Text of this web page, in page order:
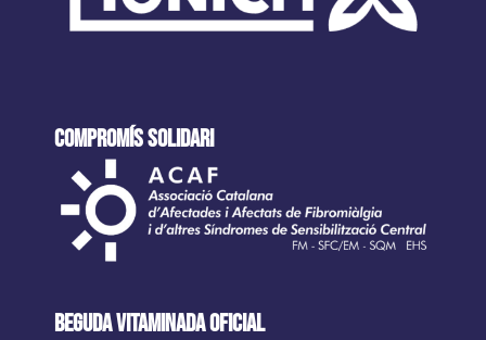
COMPROMÍS SOLIDARI
beguda VITAMINADA oficial